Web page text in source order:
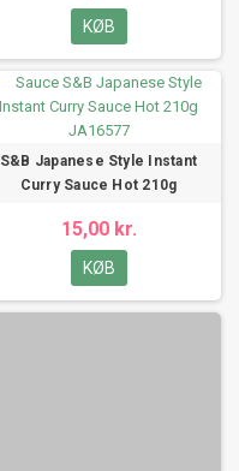
KØB
S&B Japanese Style Instant
Curry Sauce Hot 210g
15,00 kr.
KØB